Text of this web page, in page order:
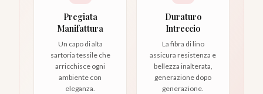
Pregiata
Manifattura
Un capo di alta
sartoria tessile che
arricchisce ogni
ambiente con
eleganza.
Duraturo
Intreccio
La fibra di lino
assicura resistenza e
bellezza inalterata,
generazione dopo
generazione.